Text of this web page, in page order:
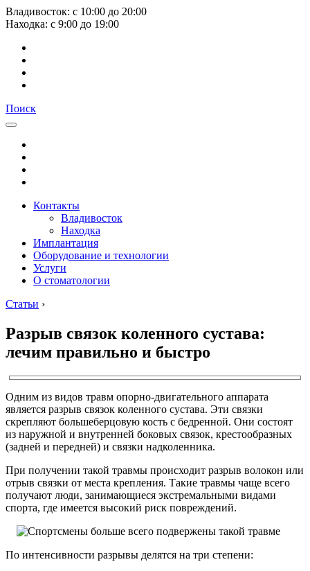
Владивосток: с 10:00 до 20:00
Находка: с 9:00 до 19:00
Поиск
Контакты
Владивосток
Находка
Имплантация
Оборудование и технологии
Услуги
О стоматологии
Статьи ›
Разрыв связок коленного сустава:
лечим правильно и быстро
Одним из видов травм опорно-двигательного аппарата
является разрыв связок коленного сустава. Эти связки
скрепляют большеберцовую кость с бедренной. Они состоят
из наружной и внутренней боковых связок, крестообразных
(задней и передней) и связки надколенника.
При получении такой травмы происходит разрыв волокон или
отрыв связки от места крепления. Такие травмы чаще всего
получают люди, занимающиеся экстремальными видами
спорта, где имеется высокий риск повреждений.
По интенсивности разрывы делятся на три степени: